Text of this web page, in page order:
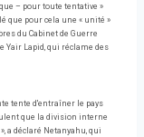
– pour toute tentative »
que pour cela une « unité »
du Cabinet de Guerre
Yair Lapid, qui réclame des
tente d'entraîner le pays
que la division interne
a déclaré Netanyahu, qui